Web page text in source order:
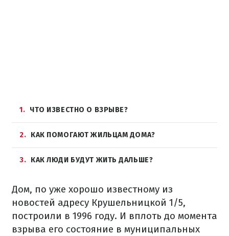
1 ЧТО ИЗВЕСТНО О ВЗРЫВЕ?
2 КАК ПОМОГАЮТ ЖИЛЬЦАМ ДОМА?
3 КАК ЛЮДИ БУДУТ ЖИТЬ ДАЛЬШЕ?
Дом, по уже хорошо известному из
новостей адресу Крушельницкой 1/5,
построили в 1996 году. И вплоть до момента
взрыва его состояние в муниципальных